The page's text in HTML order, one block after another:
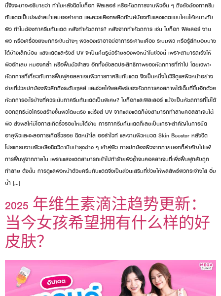
นี้จึงจะมาจะอธิบายว่า ทำไมหลังฉีดโบท็อก ฟิลเลอร์ หรือหัตถการงานผิวอื่น ๆ ถึงยังต้องทาครีม
กันแดดเป็นประจำสม่ำเสมออย่าขาด และควรเลือกผลิตภัณฑ์ป้องกันแสงแดดแบบไหนให้เหมาะกับ
ผิว ทำไมต้องทาครีมกันแดด หลังทำหัตถการ? หลังจากทำหัตถการ เช่น โบท็อก ฟิลเลอร์ งาน
ผิว หรือเครื่องยิงยกกระชับต่างๆ ผิวของเราอาจมีอาการระคายเคือง ระบมผิว หรือรู้สึกบอบบาง
ได้บ้างเล็กน้อย แสงแดดและรังสี UV จะเป็นศัตรูตัวร้ายของผิวหน้าในช่วงนี้ เพราะสามารถเร่งให้
ผิวอักเสบ หมองคล้ำ หรือฟื้นตัวช้าลง อีกทั้งยังลดประสิทธิภาพของหัตถการที่ทำไป โดยเฉพาะ
หัตถการที่เกี่ยวกับการฟื้นฟูคอลลาเจนผิวการทาครีมกันแดด จึงเป็นหนึ่งในวิธีดูแลผิวหน้าอย่าง
ง่ายที่ช่วยปกป้องผิวลึกถึงระดับเซลล์ และช่วยให้ผลลัพธ์ของหัตถการคงสภาพได้เต็มที่ขึ้นอีกด้วย
หัตถการอะไรบ้างที่ควรเน้นทาครีมกันแดดเป็นพิเศษ? โบท็อกและฟิลเลอร์ แม้จะเป็นหัตถการที่ไม่ได้
ออกฤทธิ์ต่อโครงสร้างชั้นผิวโดยตรง แต่รังสี UV จากแสงแดดก็ยังสามารถทำลายคอลลาเจนใต้
ผิว ส่งผลให้มีโอกาสเกิดริ้วรอยใหม่ได้ง่าย การทาครีมกันแดดก็เลยเป็นเกราะสำคัญในการยืด
อายุผิวและชะลอการเกิดริ้วรอย ฉีดหน้าใส ออร่าไวท์ และงานผิวหมวด Skin Booster หลังฉีด
โปรแกรมงานผิวหรือฉีดวิตามินบำรุงต่าง ๆ เข้าสู่ผิว การปกป้องผิวจากภายนอกก็สำคัญไม่แพ้
การฟื้นฟูจากภายใน เพราะแสงแดดสามารถเข้าไปทำร้ายผิวซ้ำจนคอลลาเจนที่เพิ่งฟื้นฟูกลับถูก
ทำลาย ดังนั้น การดูแลผิวหน้าด้วยครีมกันแดดจึงเป็นส่วนเสริมที่ช่วยให้ผลลัพธ์ผิวกระจ่างใส อิ่ม
น้ำ […]
2025 年维生素滴注趋势更新：
当今女孩希望拥有什么样的好
皮肤？